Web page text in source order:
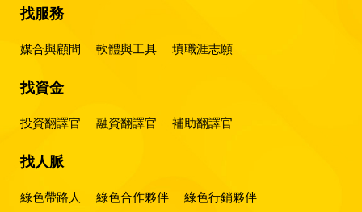
找服務
媒合與顧問 軟體與工具 填職涯志願
找資金
投資翻譯官 融資翻譯官 補助翻譯官
找人脈
綠色帶路人 綠色合作夥伴 綠色行銷夥伴